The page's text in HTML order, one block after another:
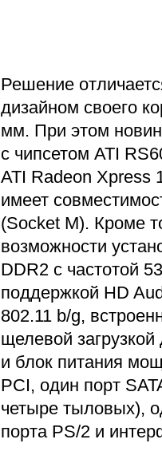
Решение
дизайном своего
мм. При этом
с чипсетом ATI
ATI Radeon Xpress
имеет
(Socket M). Кроме
возможности
DDR2 с частотой
поддержкой HD
802.11 b/g,
щелевой
и блок питания
PCI, один порт
четыре тыловых),
порта PS/2 и